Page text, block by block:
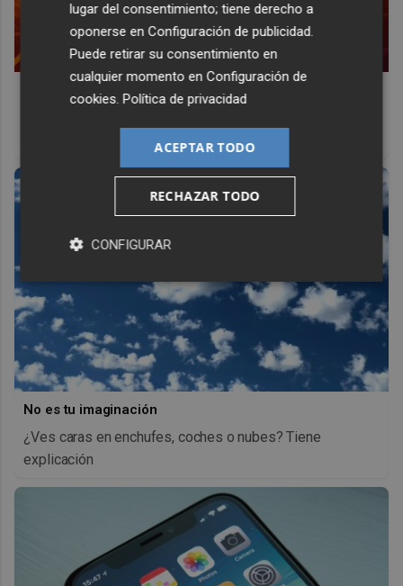
Corepunk MMORPG
No es tu imaginación
¿Ves caras en enchufes, coches o nubes? Tiene
explicación
lugar del consentimiento; tiene derecho a
oponerse enConfiguración de publicidad.
Puede retirar su consentimiento en
cualquier momento enConfiguración de
cookies.Política de privacidad
ACEPTAR TODO
RECHAZAR TODO
CONFIGURAR